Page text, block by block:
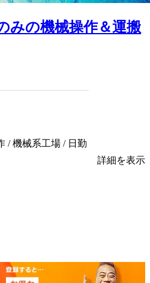
みの機械操作＆運搬
/ 機械系工場 / 日勤
詳細を表示